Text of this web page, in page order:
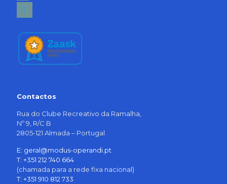
twitter
Contactos
Rua do Clube Recreativo da Ramalha,
Nº 9, R/C B
2805-121 Almada – Portugal
E: geral@modus-operandi.pt
T: +351 212 740 664
(chamada para a rede fixa nacional)
T: +351 910 812 733